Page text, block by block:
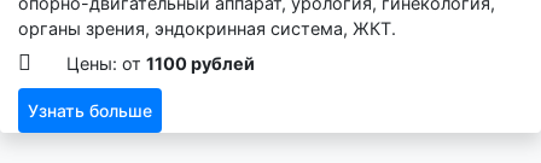
органы зрения, эндокринная система, ЖКТ.
Цены: от 1100 рублей
Узнать больше